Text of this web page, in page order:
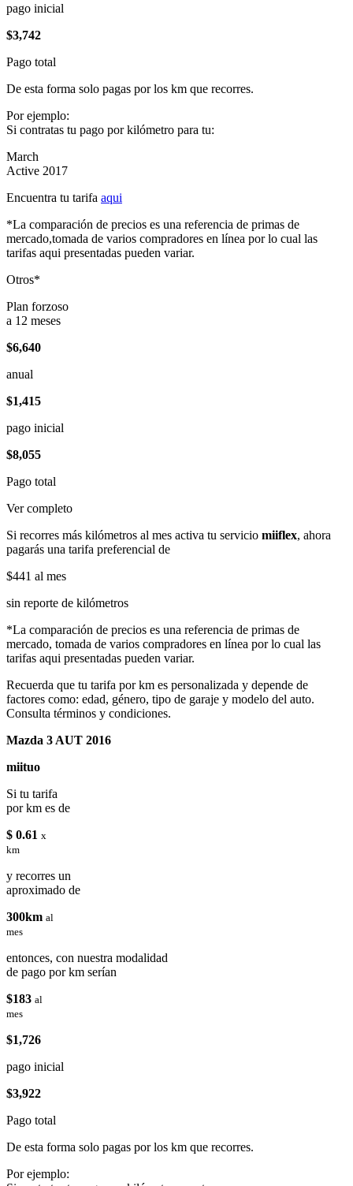
pago inicial
$3,742
Pago total
De esta forma solo pagas por los km que recorres.
Por ejemplo:
Si contratas tu pago por kilómetro para tu:
March
Active 2017
Encuentra tu tarifa aqui
*La comparación de precios es una referencia de primas de
mercado,tomada de varios compradores en línea por lo cual las
tarifas aqui presentadas pueden variar.
Otros*
Plan forzoso
a 12 meses
$6,640
anual
$1,415
pago inicial
$8,055
Pago total
Ver completo
Si recorres más kilómetros al mes activa tu servicio miiflex, ahora
pagarás una tarifa preferencial de
$441 al mes
sin reporte de kilómetros
*La comparación de precios es una referencia de primas de
mercado, tomada de varios compradores en línea por lo cual las
tarifas aqui presentadas pueden variar.
Recuerda que tu tarifa por km es personalizada y depende de
factores como: edad, género, tipo de garaje y modelo del auto.
Consulta términos y condiciones.
Mazda 3 AUT 2016
miituo
Si tu tarifa
por km es de
$ 0.61 x
km
y recorres un
aproximado de
300km al
mes
entonces, con nuestra modalidad
de pago por km serían
$183 al
mes
$1,726
pago inicial
$3,922
Pago total
De esta forma solo pagas por los km que recorres.
Por ejemplo: